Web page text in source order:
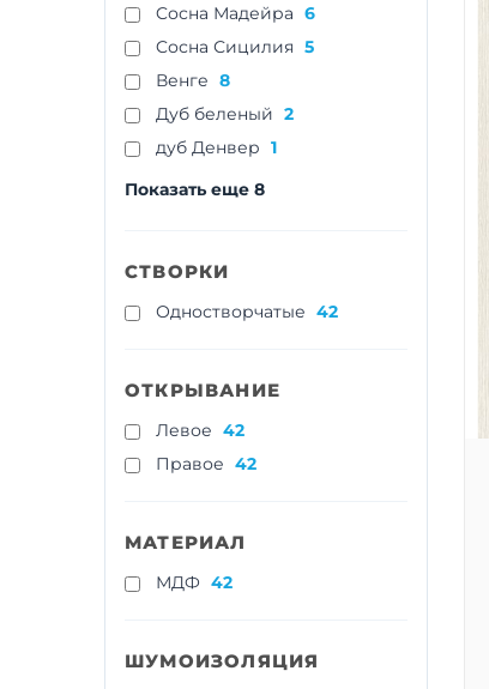
Cосна Мадейра 6
Cосна Сицилия 5
Венге 8
Дуб беленый 2
дуб Денвер 1
Показать еще 8
СТВОРКИ
Одностворчатые 42
ОТКРЫВАНИЕ
Левое 42
Правое 42
МАТЕРИАЛ
МДФ 42
ШУМОИЗОЛЯЦИЯ